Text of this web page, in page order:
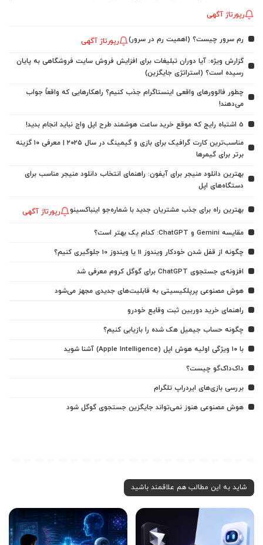
رپورتاژ آگهی
رم سرور چیست؟ (اهمیت رم در سرور) رپورتاژ آگهی
گزارش ویژه: آیا دوران تبلیغات برای افزایش فروش سایت فروشگاهی به پایان
رسیده است؟ (استراتژی جایگزین)
چطور فالوورهای واقعی اینستاگرام جذب کنیم؟ راهکارهایی که واقعاً جواب
می‌دهند!
5 اشتباه رایج که موقع خرید ساعت هوشمند طرح اپل واچ نباید انجام بدید!
مناسب‌ترین کارت گرافیک برای بازی و گیمینگ در سال ۲۰۲۵ | معرفی ۱۰ گزینه
برتر برای گیمرها
بهترین دانلود منیجر برای آیفون: راهنمای انتخاب دانلود منیجر مناسب برای
دستگاه‌های اپل
بهترین راه برای جذب مشتریان جدید با شماره‌جو اینباکسینو رپورتاژ آگهی
مقایسه Gemini و ChatGPT: کدام یک بهتر است؟
چگونه از قفل شدن خودکار ویندوز 11 یا ویندوز 10 جلوگیری کنیم؟
افزونه‌ی جستجوی ChatGPT برای گوگل کروم معرفی شد
هوش مصنوعی پرپلکیسیتی به قابلیت‌های جدیدی مجهز می‌شود
راهنمای خرید دوربین ثبت وقایع خودرو
چگونه حساب جیمیل هک شده را بازیابی کنیم؟
با ۱۰ ویژگی اولیه هوش اپل (Apple Intelligence) آشنا شوید
داک‌داک‌گو چیست؟
بررسی بازی‌های ایردراپ تلگرام
هوش مصنوعی هنوز نمی‌تواند جایگزین جستجوی گوگل شود
شاید به این مطالب هم علاقمند باشید